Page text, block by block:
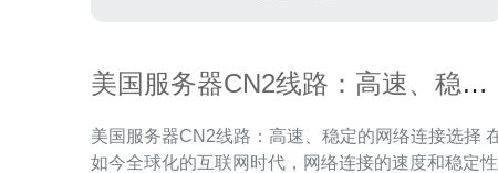
美国服务器CN2线路：高速、稳定
美国服务器CN2线路：高速、稳定的网络连接选择 在
如今全球化的互联网时代，网络连接的速度和稳定性